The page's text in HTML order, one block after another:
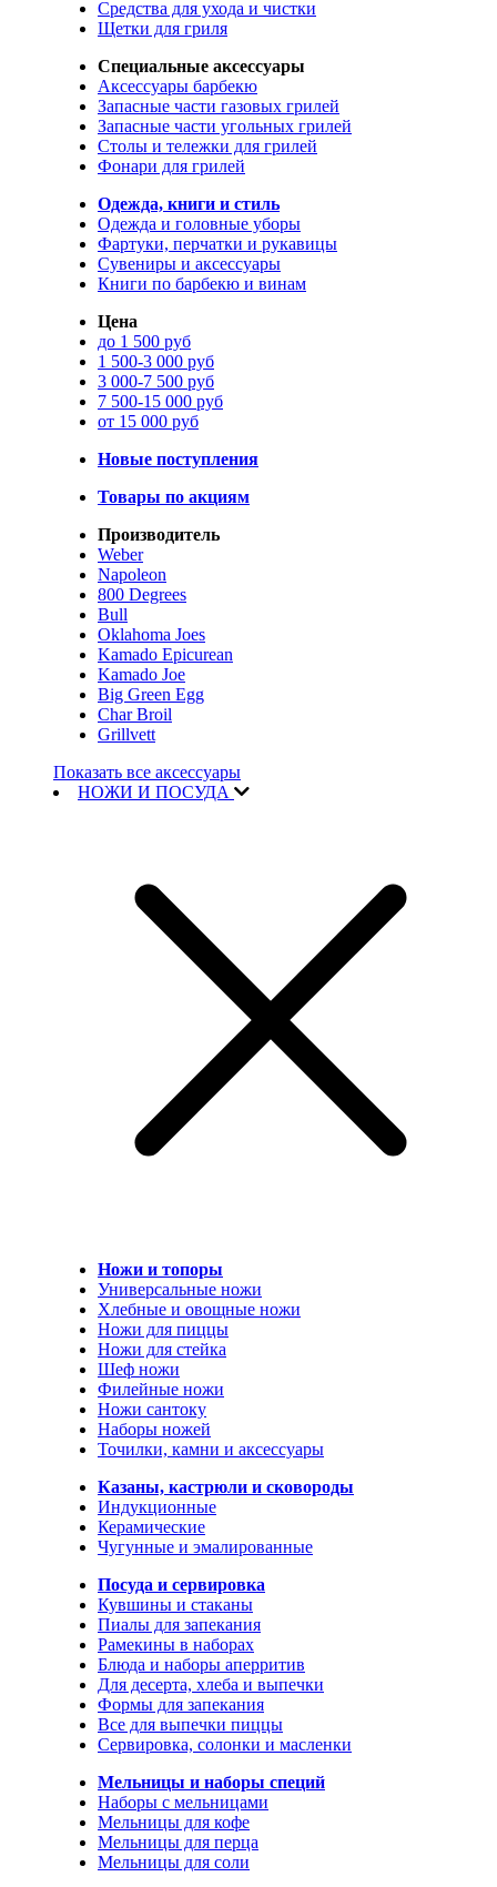
Средства для ухода и чистки
Щетки для гриля
Специальные аксессуары
Аксессуары барбекю
Запасные части газовых грилей
Запасные части угольных грилей
Столы и тележки для грилей
Фонари для грилей
Одежда, книги и стиль
Одежда и головные уборы
Фартуки, перчатки и рукавицы
Сувениры и аксессуары
Книги по барбекю и винам
Цена
до 1 500 руб
1 500-3 000 руб
3 000-7 500 руб
7 500-15 000 руб
от 15 000 руб
Новые поступления
Товары по акциям
Производитель
Weber
Napoleon
800 Degrees
Bull
Oklahoma Joes
Kamado Epicurean
Kamado Joe
Big Green Egg
Char Broil
Grillvett
Показать все аксессуары
НОЖИ И ПОСУДА
Ножи и топоры
Универсальные ножи
Хлебные и овощные ножи
Ножи для пиццы
Ножи для стейка
Шеф ножи
Филейные ножи
Ножи сантоку
Наборы ножей
Точилки, камни и аксессуары
Казаны, кастрюли и сковороды
Индукционные
Керамические
Чугунные и эмалированные
Посуда и сервировка
Кувшины и стаканы
Пиалы для запекания
Рамекины в наборах
Блюда и наборы аперритив
Для десерта, хлеба и выпечки
Формы для запекания
Все для выпечки пиццы
Сервировка, солонки и масленки
Мельницы и наборы специй
Наборы с мельницами
Мельницы для кофе
Мельницы для перца
Мельницы для соли